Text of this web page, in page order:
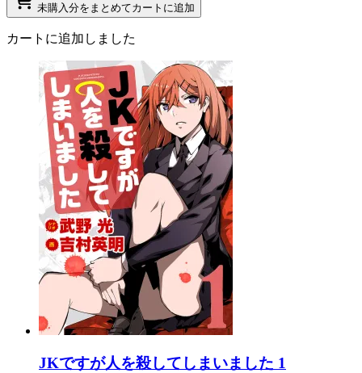
未購入分をまとめてカートに追加
カートに追加しました
JKですが人を殺してしまいました 1